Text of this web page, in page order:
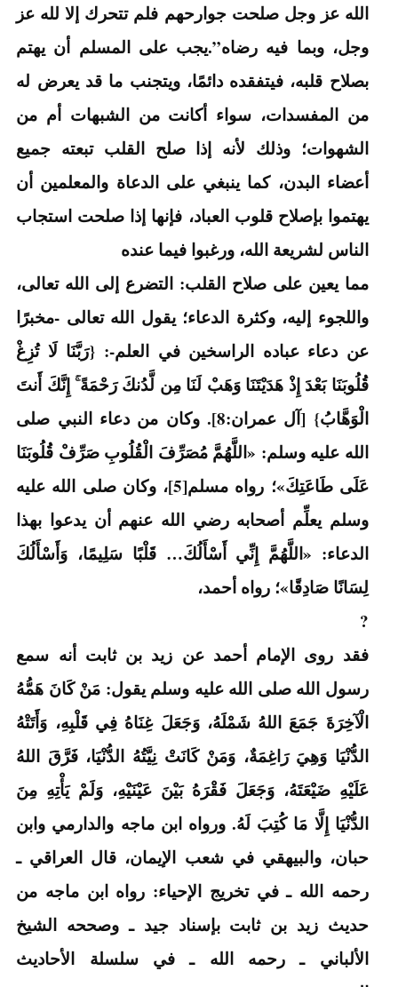
الله عز وجل صلحت جوارحهم فلم تتحرك إلا لله عز
وجل، وبما فيه رضاه”.يجب على المسلم أن يهتم
بصلاح قلبه، فيتفقده دائمًا، ويتجنب ما قد يعرض له
من المفسدات، سواء أكانت من الشبهات أم من
الشهوات؛ وذلك لأنه إذا صلح القلب تبعته جميع
أعضاء البدن، كما ينبغي على الدعاة والمعلمين أن
يهتموا بإصلاح قلوب العباد، فإنها إذا صلحت استجاب
الناس لشريعة الله، ورغبوا فيما عنده
مما يعين على صلاح القلب: التضرع إلى الله تعالى،
واللجوء إليه، وكثرة الدعاء؛ يقول الله تعالى -مخبرًا
عن دعاء عباده الراسخين في العلم-: {رَبَّنَا لَا تُزِغْ
قُلُوبَنَا بَعْدَ إِذْ هَدَيْتَنَا وَهَبْ لَنَا مِن لَّدُنكَ رَحْمَةً ۚ إِنَّكَ أَنتَ
الْوَهَّابُ} [آل عمران:8]. وكان من دعاء النبي صلى
الله عليه وسلم: «اللَّهُمَّ مُصَرِّفَ الْقُلُوبِ صَرِّفْ قُلُوبَنَا
عَلَى طَاعَتِكَ»؛ رواه مسلم[5]، وكان صلى الله عليه
وسلم يعلِّم أصحابه رضي الله عنهم أن يدعوا بهذا
الدعاء: «اللَّهُمَّ إِنِّي أَسْأَلُكَ… قَلْبًا سَلِيمًا، وَأَسْأَلُكَ
لِسَانًا صَادِقًا»؛ رواه أحمد،
?
فقد روى الإمام أحمد عن زيد بن ثابت أنه سمع
رسول الله صلى الله عليه وسلم يقول: مَنْ كَانَ هَمُّهُ
الْآخِرَةَ جَمَعَ اللهُ شَمْلَهُ، وَجَعَلَ غِنَاهُ فِي قَلْبِهِ، وَأَتَتْهُ
الدُّنْيَا وَهِيَ رَاغِمَةٌ، وَمَنْ كَانَتْ نِيَّتُهُ الدُّنْيَا، فَرَّقَ اللهُ
عَلَيْهِ ضَيْعَتَهُ، وَجَعَلَ فَقْرَهُ بَيْنَ عَيْنَيْهِ، وَلَمْ يَأْتِهِ مِنَ
الدُّنْيَا إِلَّا مَا كُتِبَ لَهُ. ورواه ابن ماجه والدارمي وابن
حبان، والبيهقي في شعب الإيمان، قال العراقي ـ
رحمه الله ـ في تخريج الإحياء: رواه ابن ماجه من
حديث زيد بن ثابت بإسناد جيد ـ وصححه الشيخ
الألباني ـ رحمه الله ـ في سلسلة الأحاديث